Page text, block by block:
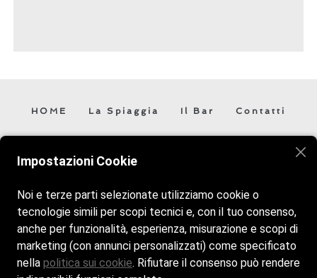
HOME La Spiaggia Il Bar Contatti
Veniteci a trovare vi aspettiamo! Siamo aperti tutti i giorni
Impostazioni Cookie
Noi e terze parti selezionate utilizziamo cookie o
tecnologie simili per scopi tecnici e, con il tuo consenso,
anche per funzionalità, esperienza, misurazione e scopi di
marketing (con annunci personalizzati) come specificato
nella politica sui cookie. Rifiutare il consenso può rendere